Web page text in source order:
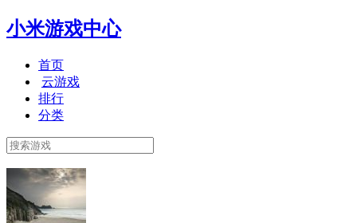
小米游戏中心
首页
云游戏
排行
分类